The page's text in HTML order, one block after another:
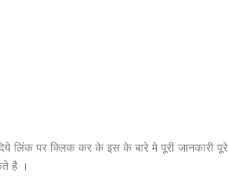
लिंक पर क्लिक कर के इस के बारे मे पूरी जानकारी
है ।